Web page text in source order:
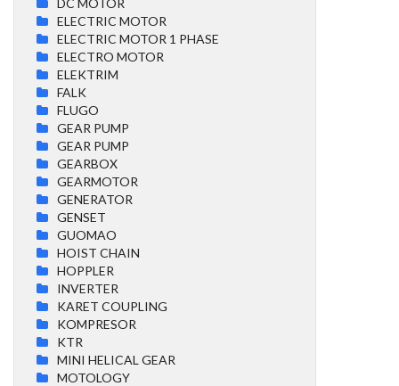
DC MOTOR
ELECTRIC MOTOR
ELECTRIC MOTOR 1 PHASE
ELECTRO MOTOR
ELEKTRIM
FALK
FLUGO
GEAR PUMP
GEAR PUMP
GEARBOX
GEARMOTOR
GENERATOR
GENSET
GUOMAO
HOIST CHAIN
HOPPLER
INVERTER
KARET COUPLING
KOMPRESOR
KTR
MINI HELICAL GEAR
MOTOLOGY